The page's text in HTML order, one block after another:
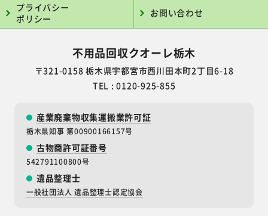
プライバシー
ポリシー
お問い合わせ
不用品回収クオーレ栃木
〒321-0158 栃木県宇都宮市西川田本町2丁目6-18
TEL : 0120-925-855
産業廃棄物収集運搬業許可証
栃木県知事 第00900166157号
古物商許可証番号
542791100800号
遺品整理士
一般社団法人 遺品整理士認定協会